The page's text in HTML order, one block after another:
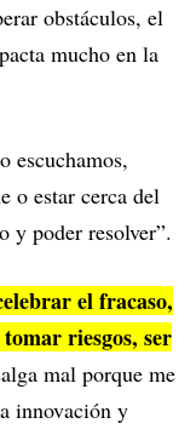
obstáculos, el
mucho en la
escuchamos,
o estar cerca del
y poder resolver”.
el fracaso,
riesgos, ser
mal porque me
innovación y